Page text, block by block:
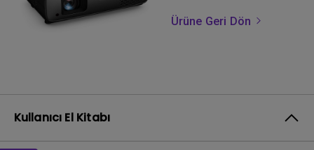
Ürüne Geri Dön
Kullanıcı El Kitabı